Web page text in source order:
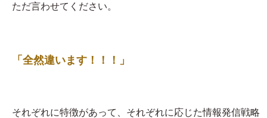
ただ言わせてください。
「全然違います！！！」
それぞれに特徴があって、それぞれに応じた情報発信戦略